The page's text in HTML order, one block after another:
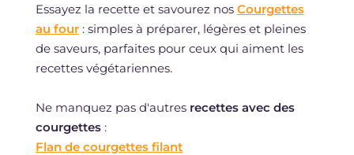
Essayez la recette et savourez nos Courgettes
au four: simples à préparer, légères et pleines
de saveurs, parfaites pour ceux qui aiment les
recettes végétariennes.
Ne manquez pas d'autres recettes avec des
courgettes:
Flan de courgettes filant